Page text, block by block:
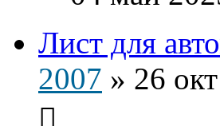
Лист для
2007 » 26